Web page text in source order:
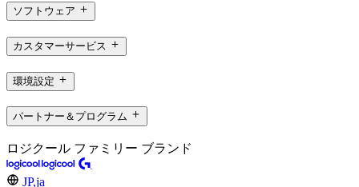
ソフトウェア
カスタマーサービス
環境設定
パートナー＆プログラム
ロジクール ファミリー ブランド
JP,ja